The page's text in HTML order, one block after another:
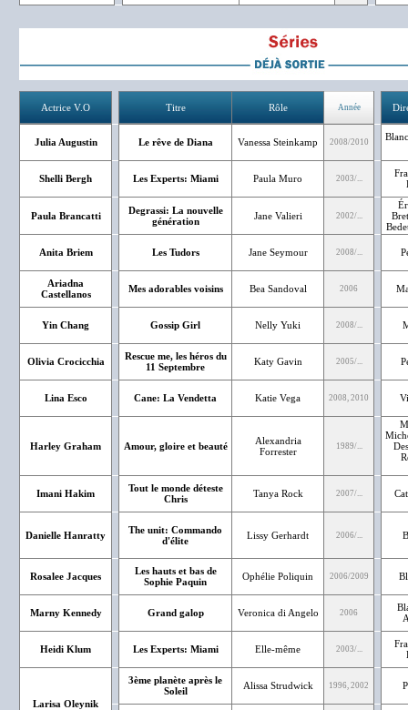
Actrice V.O Titre Rôle Année
Julia Augustin Le rêve de Diana Vanessa Steinkamp 2008/2010
Shelli Bergh Les Experts: Miami Paula Muro 2003/...
Paula Brancatti
Degrassi: La nouvelle
génération
Jane Valieri 2002/...
Anita Briem Les Tudors Jane Seymour 2008/...
Ariadna
Castellanos
Mes adorables voisins Bea Sandoval 2006
Yin Chang Gossip Girl Nelly Yuki 2008/...
Olivia Crocicchia
Rescue me, les héros du
11 Septembre
Katy Gavin 2005/...
Lina Esco Cane: La Vendetta Katie Vega 2008, 2010
Harley Graham Amour, gloire et beauté
Alexandria
Forrester
1989/...
Imani Hakim
Tout le monde déteste
Chris
Tanya Rock 2007/...
Danielle Hanratty
The unit: Commando
d'élite
Lissy Gerhardt 2006/...
Rosalee Jacques
Les hauts et bas de
Sophie Paquin
Ophélie Poliquin 2006/2009
Marny Kennedy Grand galop Veronica di Angelo 2006
Heidi Klum Les Experts: Miami Elle-même 2003/...
Larisa Oleynik
3ème planète après le
Soleil
Alissa Strudwick 1996, 2002